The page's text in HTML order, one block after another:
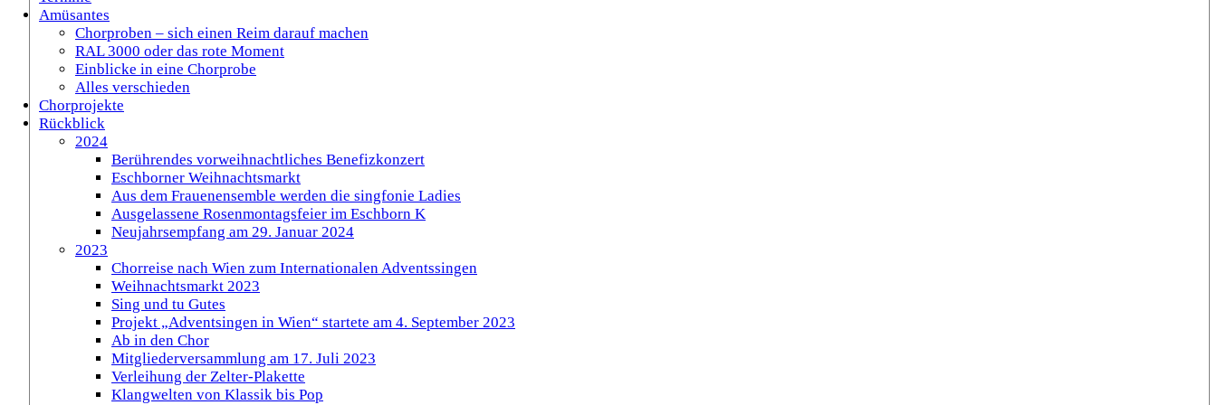
Amüsantes
Chorproben – sich einen Reim darauf machen
RAL 3000 oder das rote Moment
Einblicke in eine Chorprobe
Alles verschieden
Chorprojekte
Rückblick
2024
Berührendes vorweihnachtliches Benefizkonzert
Eschborner Weihnachtsmarkt
Aus dem Frauenensemble werden die singfonie Ladies
Ausgelassene Rosenmontagsfeier im Eschborn K
Neujahrsempfang am 29. Januar 2024
2023
Chorreise nach Wien zum Internationalen Adventssingen
Weihnachtsmarkt 2023
Sing und tu Gutes
Projekt „Adventsingen in Wien“ startete am 4. September 2023
Ab in den Chor
Mitgliederversammlung am 17. Juli 2023
Verleihung der Zelter-Plakette
Klangwelten von Klassik bis Pop